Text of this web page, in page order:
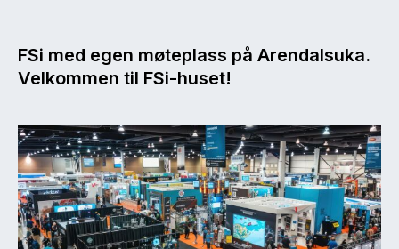
FSi med egen møteplass på Arendalsuka.
Velkommen til FSi-huset!